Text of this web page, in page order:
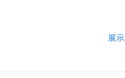
展